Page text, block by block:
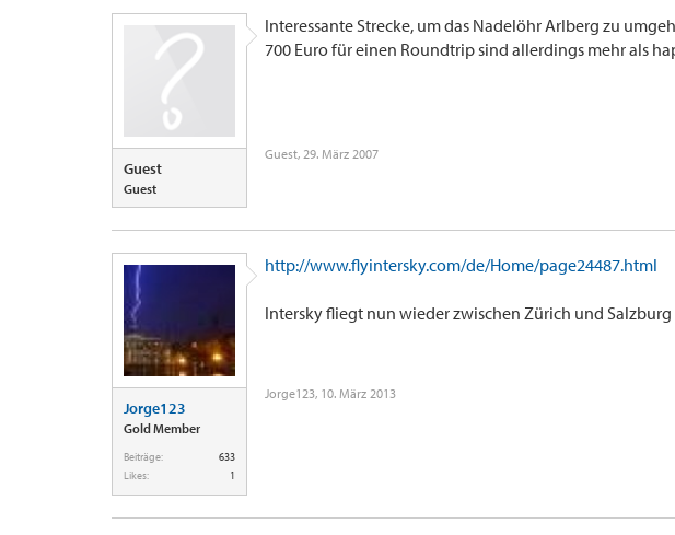
Guest
Guest
Interessante Strecke, um das Nadelöhr Arlberg zu
700 Euro für einen Roundtrip sind allerdings mehr als
Guest, 29. März 2007
Jorge123
Gold Member
Beiträge:
633
Likes:
1
http://www.flyintersky.com/de/Home/page24487.html
Intersky fliegt nun wieder zwischen Zürich und Salzburg
Jorge123, 10. März 2013